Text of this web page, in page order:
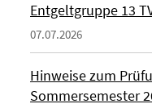
Entgeltgruppe 13
07.07.2026
Hinweise zum
Sommersemester